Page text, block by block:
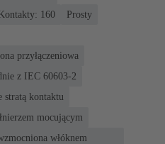
Kontakty: 160
Prosty
przyłączeniowa
z IEC 60603-2
stratą kontaktu
mocującym
włóknem